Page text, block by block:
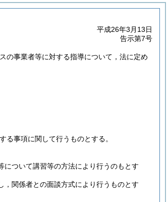
平成26年3月13日
告示第7号
の事業者等に対する指導について，法に定め
事項に関して行うものとする。
ついて講習等の方法により行うのもとす
関係者との面談方式により行うものとす